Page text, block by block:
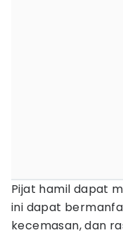
Pijat hamil dapat
ini dapat
kecemasan, dan